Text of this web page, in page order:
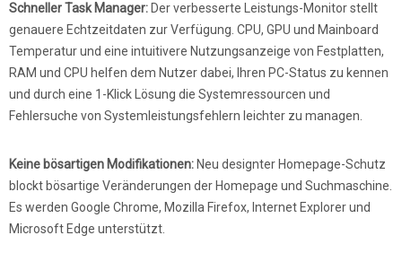
Schneller Task Manager: Der verbesserte Leistungs-Monitor stellt
genauere Echtzeitdaten zur Verfügung. CPU, GPU und Mainboard
Temperatur und eine intuitivere Nutzungsanzeige von Festplatten,
RAM und CPU helfen dem Nutzer dabei, Ihren PC-Status zu kennen
und durch eine 1-Klick Lösung die Systemressourcen und
Fehlersuche von Systemleistungsfehlern leichter zu managen.
Keine bösartigen Modifikationen: Neu designter Homepage-Schutz
blockt bösartige Veränderungen der Homepage und Suchmaschine.
Es werden Google Chrome, Mozilla Firefox, Internet Explorer und
Microsoft Edge unterstützt.